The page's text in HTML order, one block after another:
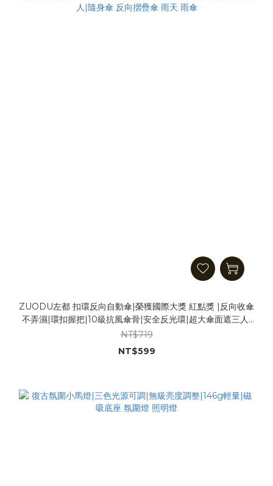
ZUODU左都 扣環反向自動傘|榮獲國際大獎 紅點獎 |反向收傘
不弄濕|環扣握把|10級抗風傘骨|安全反光環|超大傘面遮三人|
隨身傘 反向摺疊傘 雨天 雨傘
NT$719
NT$599